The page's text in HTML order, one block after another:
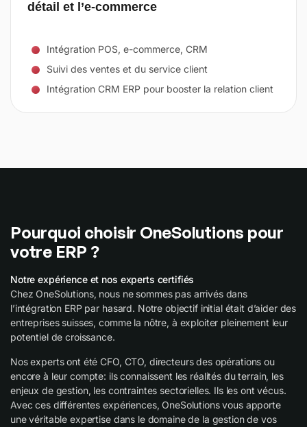
détail et l’e-commerce
Intégration POS, e-commerce, CRM
Suivi des ventes et du service client
Intégration CRM ERP pour booster la relation client
Pourquoi choisir OneSolutions pour
votre ERP ?
Notre expérience et nos experts certifiés
Chez OneSolutions, nous ne sommes pas arrivés dans
l’intégration ERP par hasard. Notre objectif initial était d’aider des
entreprises suisses, comme la nôtre, à exploiter pleinement leur
potentiel de croissance.
Nos experts ont été CFO, CTO, directeurs des opérations ou
encore à leur compte: ils connaissent les réalités du terrain, les
enjeux de gestion, les contraintes sectorielles. Ils les ont vécus.
Avec ces différentes expériences, OneSolutions vous apporte
une véritable expertise dans le domaine de la gestion de vos